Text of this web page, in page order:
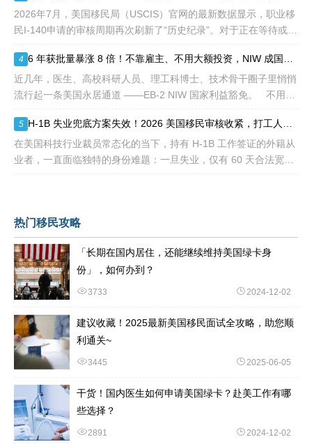
2026年7月，美国移民局（USCIS）官网的最新数据显示，职业移
民I-140申请的审核周期再次刷新了“历史纪录”。对于正在等待或计
说，这
4
近几年，医生、高校科研人员、理工科博士、技术骨干圈子里悄悄
流行起一条美国永居通道 ——EB-2 NIW 国家利益豁免。 不用提
5
在美国科技行业裁员常态化的当下，持有 H-1B 工作签证的外籍从
业者，一直面临独特的身份难题：一旦失业，仅有 60 天合法宽限
热门移民攻略
「长期在国内居住，还能继续维持美国绿卡身
份」，如何办到？
3733 2024-12-02
建议收藏！2025最新美国移民面试全攻略，助您顺
利通关~
3445 2025-06-05
干货！国内医生如何申请美国绿卡？赴美工作有哪
些选择？
2891 2024-12-02